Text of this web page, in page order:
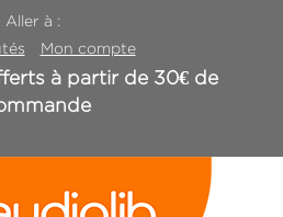
Aller à :
Mon compte
à partir de 30€ de